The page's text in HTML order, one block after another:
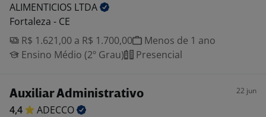
ALIMENTICIOS LTDA
Fortaleza - CE
R$ 1.621,00 a R$ 1.700,00
Menos de 1 ano
Ensino Médio (2º Grau)
Presencial
Auxiliar Administrativo 22 jun
4,4
ADECCO